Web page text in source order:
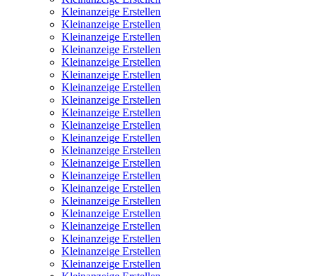
Kleinanzeige Erstellen
Kleinanzeige Erstellen
Kleinanzeige Erstellen
Kleinanzeige Erstellen
Kleinanzeige Erstellen
Kleinanzeige Erstellen
Kleinanzeige Erstellen
Kleinanzeige Erstellen
Kleinanzeige Erstellen
Kleinanzeige Erstellen
Kleinanzeige Erstellen
Kleinanzeige Erstellen
Kleinanzeige Erstellen
Kleinanzeige Erstellen
Kleinanzeige Erstellen
Kleinanzeige Erstellen
Kleinanzeige Erstellen
Kleinanzeige Erstellen
Kleinanzeige Erstellen
Kleinanzeige Erstellen
Kleinanzeige Erstellen